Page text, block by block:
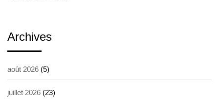
Archives
août 2026 (5)
juillet 2026 (23)